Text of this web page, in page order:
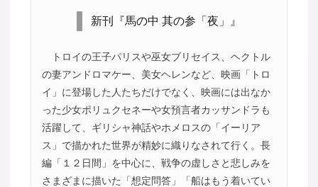
新刊『馬の中 其の参「夜」』
トロイの王子パリスや巫女ブリセイス、ヘクトル
の妻アンドロマケー、美女ヘレンなど、映画「トロ
イ」に登場した人たちだけでなく、映画には出なか
った少女ポリュクセネーや女預言者カッサンドラも
活躍して、ギリシャ神話やホメロスの「イーリア
ス」で描かれた世界が精妙に織りなされて行く。長
編「１２日間」を中心に、戦争の虚しさと悲しみを
さまざまに描いた「想定問答」「船はもう着いてい